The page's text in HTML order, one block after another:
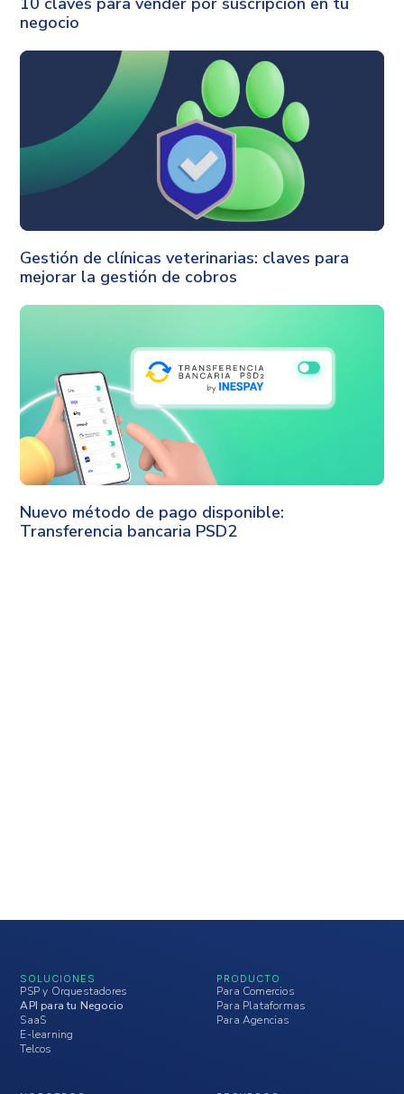
negocio
Gestión
Gestión de clínicas veterinarias: claves para
mejorar la gestión de cobros
Nuevo método de pago disponible:
Transferencia bancaria PSD2
SOLUCIONES
PSP y Orquestadores
API para tu Negocio
SaaS
E-learning
Telcos
PRODUCTO
Para Comercios
Para Plataformas
Para Agencias